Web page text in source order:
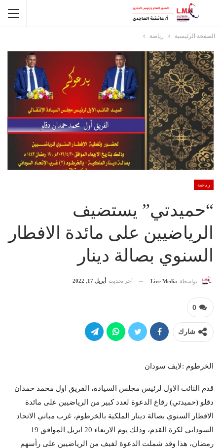
الصفحة الرئيسية رياضة
رياضة
“حميدتي” يستضيف
الرياضيين على مائدة الافطار
السنوي بصالة دينار
بواسطة Live Media آخر تحديث أبريل 17, 2022
0
شارك
الخرطوم :لايف سودان
قدم النائب الاول لرئيس مجلس السيادة، الفريق اول محمد حمدان
دقلو (حميدتي) رقاع الدعوة لعدد كبير من الرياضيين على مائدة
الافطار السنوي بصالة دينار الملكية بالخرطوم، غرب مباني الاتحاد
السوداني لكرة القدم، وذلك يوم الاربعاء 20 ابريل الموافق 19
رمضان، هذا وقد شملت الدعوة لفيف من الرياضيين على رأسهم